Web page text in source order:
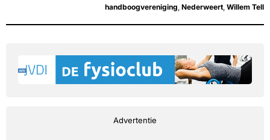
handboogvereniging, Nederweert, Willem Tell
Advertentie